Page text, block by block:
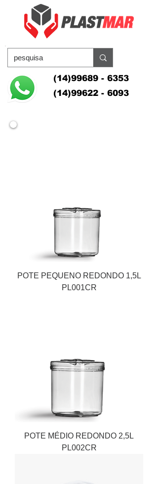
(14)99689 - 6353
(14)99622 - 6093
POTE PEQUENO REDONDO 1,5L
PL001CR
POTE MÉDIO REDONDO 2,5L
PL002CR